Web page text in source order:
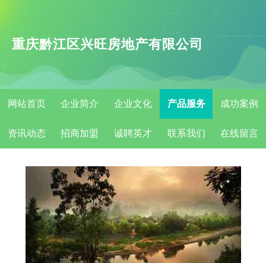
重庆黔江区兴旺房地产有限公司
网站首页 企业简介 企业文化 产品服务 成功案例
资讯动态 招商加盟 诚聘英才 联系我们 在线留言